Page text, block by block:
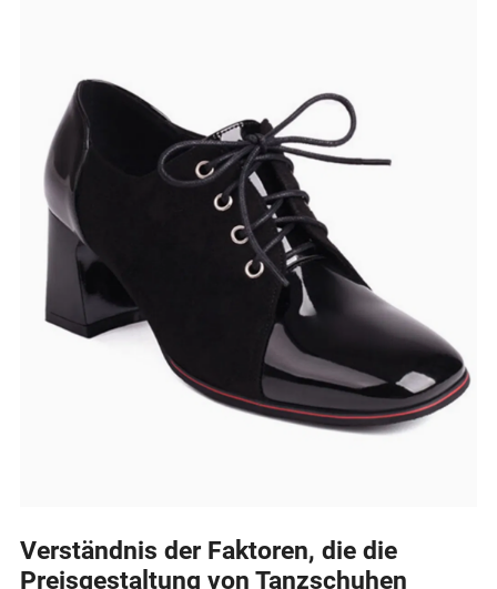
Verständnis der Faktoren, die die
Preisgestaltung von Tanzschuhen